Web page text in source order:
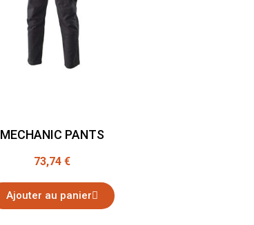
MECHANIC PANTS
73,74 €
Ajouter au panier